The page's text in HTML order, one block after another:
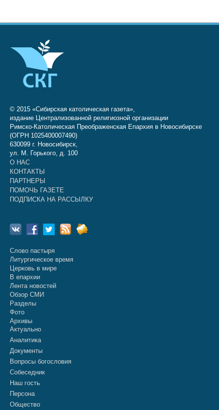
© 2015 «Сибирская католическая газета»,
издание Централизованной религиозной организации
Римско-Католическая Преображенская Епархия в Новосибирске
(ОГРН 1025400007490)
630099 г. Новосибирск,
ул. М. Горького, д. 100
О НАС
КОНТАКТЫ
ПАРТНЕРЫ
ПОМОЧЬ ГАЗЕТЕ
ПОДПИСКА НА РАССЫЛКУ
Слово пастыря
Литургическое время
Церковь в мире
В епархии
Лента новостей
Обзор СМИ
Разделы
Фото
Архивы
Актуально
Аналитика
Документы
Вопросы богословия
Собеседник
Наш гость
Персона
Общество